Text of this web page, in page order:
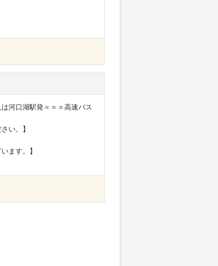
河口湖駅発＝＝＝高速バス
い。】
ます。】